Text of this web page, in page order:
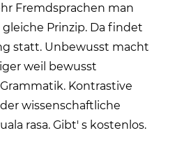
Fremdsprachen man
Prinzip. Da findet
statt. Unbewusst macht
weil bewusst
Kontrastive
wissenschaftliche
rasa. Gibt' s kostenlos.